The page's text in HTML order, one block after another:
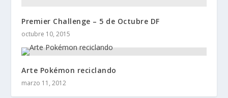
Premier Challenge – 5 de Octubre DF
octubre 10, 2015
Arte Pokémon reciclando
marzo 11, 2012